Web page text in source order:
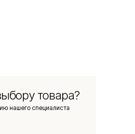
нашего специалиста
товара?